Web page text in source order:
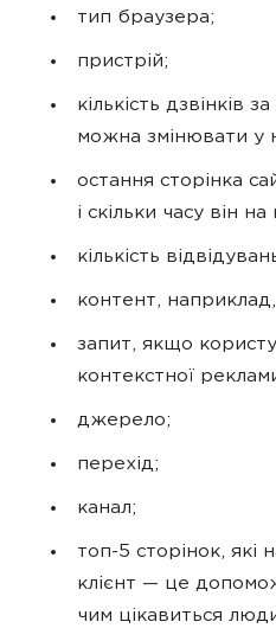
тип браузера;
пристрій;
кількість дзвінків
можна змінювати у
остання сторінка
і скільки часу він на
кількість
контент,
запит, якщо
контекстної
джерело;
перехід;
канал;
топ-5 сторінок, які
клієнт — це
чим цікавиться